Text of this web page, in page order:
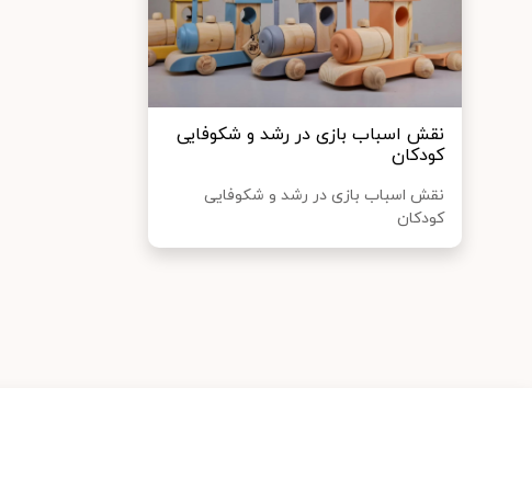
نقش اسباب بازی در رشد و شکوفایی
کودکان
نقش اسباب بازی در رشد و شکوفایی
کودکان